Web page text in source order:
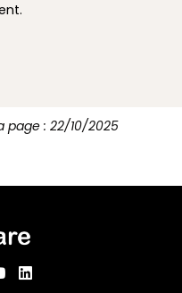
page : 22/10/2025